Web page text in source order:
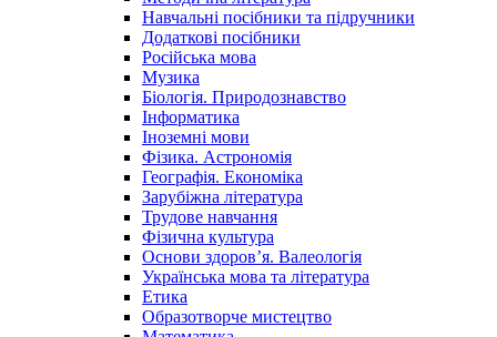
Навчальні посібники та підручники
Додаткові посібники
Російська мова
Музика
Біологія. Природознавство
Інформатика
Іноземні мови
Фізика. Астрономія
Географія. Економіка
Зарубіжна література
Трудове навчання
Фізична культура
Основи здоров’я. Валеологія
Українська мова та література
Етика
Образотворче мистецтво